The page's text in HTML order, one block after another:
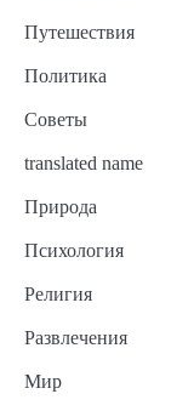
Путешествия
Политика
Советы
translated name
Природа
Психология
Религия
Развлечения
Мир